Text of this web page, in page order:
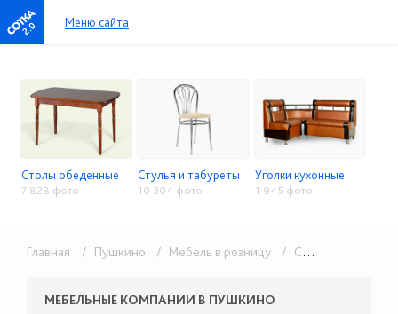
2.0 Меню сайта
Столы обеденные
7 828 фото
Стулья и табуреты
10 304 фото
Уголки кухонные
1 945 фото
Главная / Пушкино / Мебель в розницу / Столы, стулья, кухонные уголки
МЕБЕЛЬНЫЕ КОМПАНИИ В ПУШКИНО